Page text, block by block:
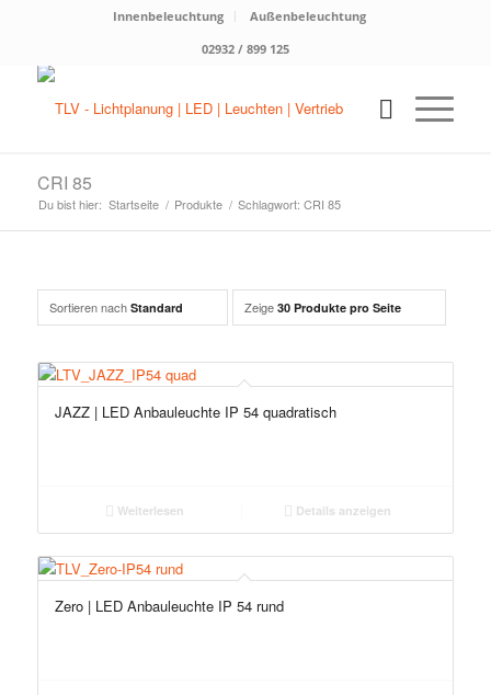
Innenbeleuchtung
Außenbeleuchtung
02932 / 899 125
CRI 85
Du bist hier: Startseite / Produkte / Schlagwort: CRI 85
Sortieren nach Standard Zeige 30 Produkte pro Seite
JAZZ | LED Anbauleuchte IP 54 quadratisch
Weiterlesen Details anzeigen
Zero | LED Anbauleuchte IP 54 rund